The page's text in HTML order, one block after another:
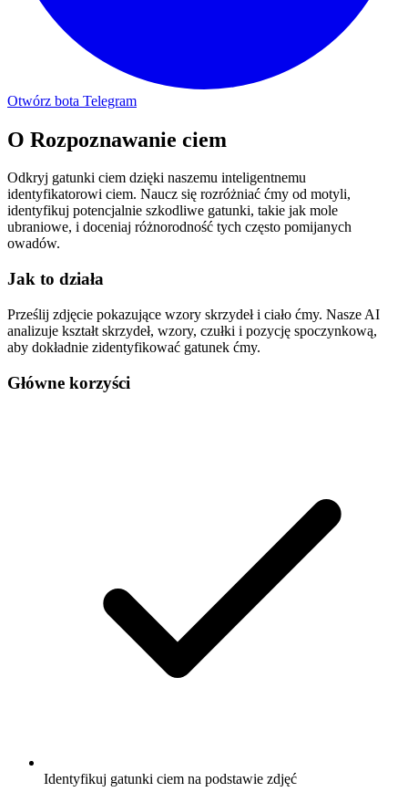
Otwórz bota Telegram
O Rozpoznawanie ciem
Odkryj gatunki ciem dzięki naszemu inteligentnemu
identyfikatorowi ciem. Naucz się rozróżniać ćmy od motyli,
identyfikuj potencjalnie szkodliwe gatunki, takie jak mole
ubraniowe, i doceniaj różnorodność tych często pomijanych
owadów.
Jak to działa
Prześlij zdjęcie pokazujące wzory skrzydeł i ciało ćmy. Nasze AI
analizuje kształt skrzydeł, wzory, czułki i pozycję spoczynkową,
aby dokładnie zidentyfikować gatunek ćmy.
Główne korzyści
Identyfikuj gatunki ciem na podstawie zdjęć